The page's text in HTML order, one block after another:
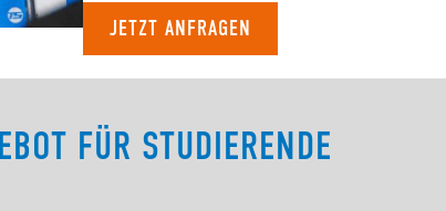
JETZT ANFRAGEN
FÜR STUDIERENDE